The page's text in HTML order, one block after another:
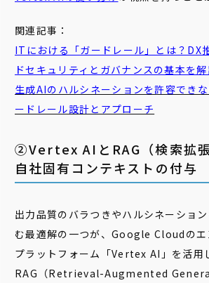
関連記事：
ITにおける「ガードレール」とは？DX
ドセキュリティとガバナンスの基本を
生成AIのハルシネーションを許容でき
ードレール設計とアプローチ
②Vertex AIとRAG（検索拡
自社固有コンテキストの付与
出力品質のバラつきやハルシネーショ
む最適解の一つが、Google Cloudのエ
プラットフォーム「Vertex AI」を活用
RAG（Retrieval-Augmented